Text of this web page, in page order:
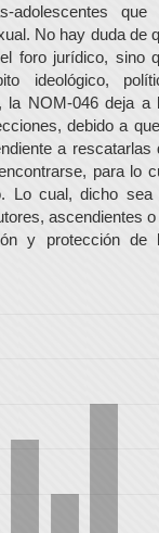
adolescentes que
No hay duda de
foro jurídico, sino
ideológico,
la NOM-046 deja a
debido a
a rescatarlas
para lo
Lo cual, dicho sea
ascendientes o
y protección de